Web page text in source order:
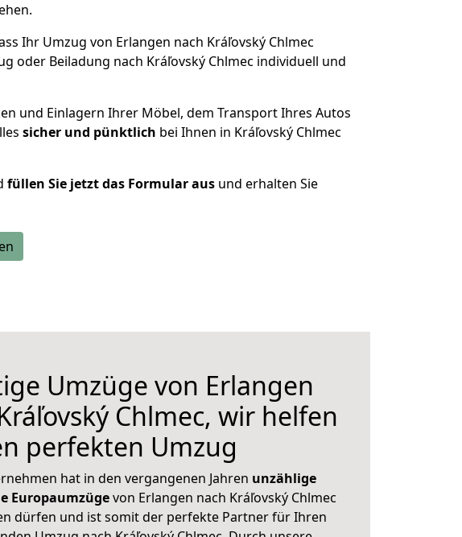
Ihr Umzug von Erlangen nach Kráľovský Chlmec
oder Beiladung nach Kráľovský Chlmec individuell und
und Einlagern Ihrer Möbel, dem Transport Ihres Autos
sicher und pünktlich bei Ihnen in Kráľovský Chlmec
füllen Sie jetzt das Formular aus und erhalten Sie
Umzüge von Erlangen
Chlmec, wir helfen
perfekten Umzug
hat in den vergangenen Jahren unzählige
Europaumzügevon Erlangen nach Kráľovský Chlmec
dürfen und ist somit der perfekte Partner für Ihren